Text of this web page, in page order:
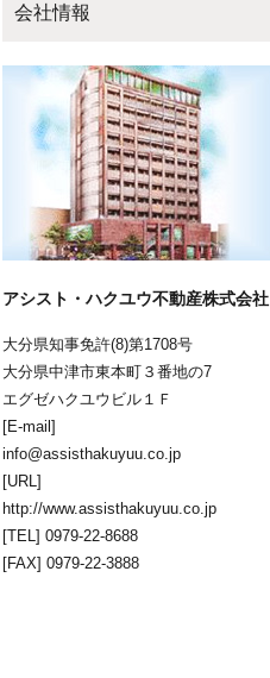
エクセレントタウン合馬Ⅱ
所在地：大分県中津市大字合馬
販売価格：4,261,200円～
宮永分譲地
所在地：大分県中津市大字下宮永
販売価格：7,564,990円
会社情報
アシスト・ハクユウ不動産株式会社
大分県知事免許(8)第1708号
大分県中津市東本町３番地の7
エグゼハクユウビル１Ｆ
[E-mail]
info@assisthakuyuu.co.jp
[URL]
http://www.assisthakuyuu.co.jp
[TEL] 0979-22-8688
[FAX] 0979-22-3888